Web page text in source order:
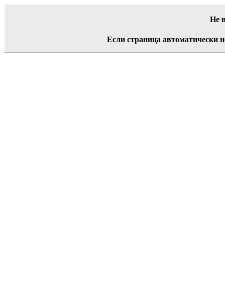
Не
Если страница автоматически